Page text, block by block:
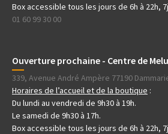
Box accessible tous les jours de 6h à 22h,
01 60 99 30 00
Ouverture prochaine - Centre de
339, Avenue André Ampère 77190
Horaires de l’accueil et de la boutique :
Du lundi au vendredi de 9h30 à 19h.
Le samedi de 9h30 à 17h.
Box accessible tous les jours de 6h à 22h,